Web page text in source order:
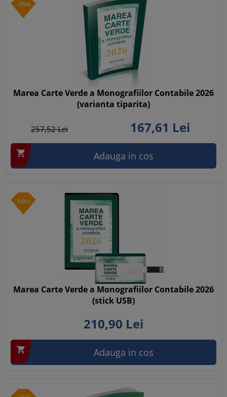
-35%
Marea Carte Verde a Monografiilor Contabile 2026
(varianta tiparita)
257,52Lei 167,61 Lei
 Adauga in cos
nou
Marea Carte Verde a Monografiilor Contabile 2026
(stick USB)
210,90 Lei
 Adauga in cos